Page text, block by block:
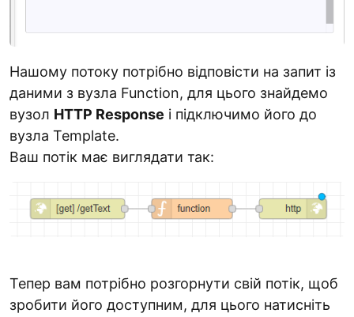
Нашому потоку потрібно відповісти на запит із
даними з вузла Function, для цього знайдемо
вузол HTTP Response і підключимо його до
вузла Template.
Ваш потік має виглядати так:
Тепер вам потрібно розгорнути свій потік, щоб
зробити його доступним, для цього натисніть